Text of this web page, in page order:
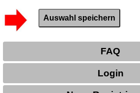
FAQ
Login